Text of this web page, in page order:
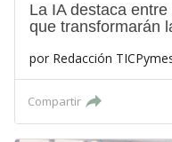
La IA destaca
que transformarán
por Redacción
Compartir